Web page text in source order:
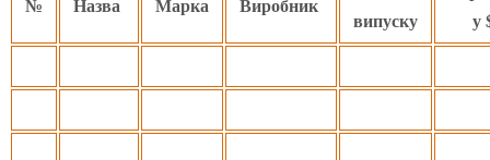
№ Назва Марка Виробник
випуску
у